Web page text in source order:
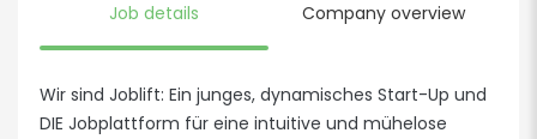
Job details Company overview
Wir sind Joblift: Ein junges, dynamisches Start-Up und
DIE Jobplattform für eine intuitive und mühelose